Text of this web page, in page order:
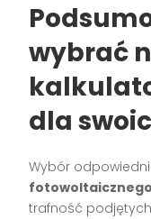
wybrać
dla
Wybór
fotowoltaicznego
trafność